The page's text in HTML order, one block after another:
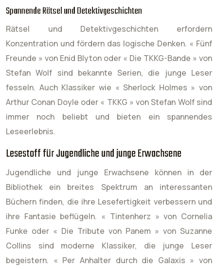
Spannende Rätsel und Detektivgeschichten
Rätsel und Detektivgeschichten erfordern
Konzentration und fördern das logische Denken. « Fünf
Freunde » von Enid Blyton oder « Die TKKG-Bande » von
Stefan Wolf sind bekannte Serien, die junge Leser
fesseln. Auch Klassiker wie « Sherlock Holmes » von
Arthur Conan Doyle oder « TKKG » von Stefan Wolf sind
immer noch beliebt und bieten ein spannendes
Leseerlebnis.
Lesestoff für Jugendliche und junge Erwachsene
Jugendliche und junge Erwachsene können in der
Bibliothek ein breites Spektrum an interessanten
Büchern finden, die ihre Lesefertigkeit verbessern und
ihre Fantasie beflügeln. « Tintenherz » von Cornelia
Funke oder « Die Tribute von Panem » von Suzanne
Collins sind moderne Klassiker, die junge Leser
begeistern. « Per Anhalter durch die Galaxis » von